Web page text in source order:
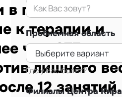
Проблемная область
Где у Вас болит?
Филиалы Центра
г. Алматы.
к терапии и
чем 875
лишнего
12 занятий.